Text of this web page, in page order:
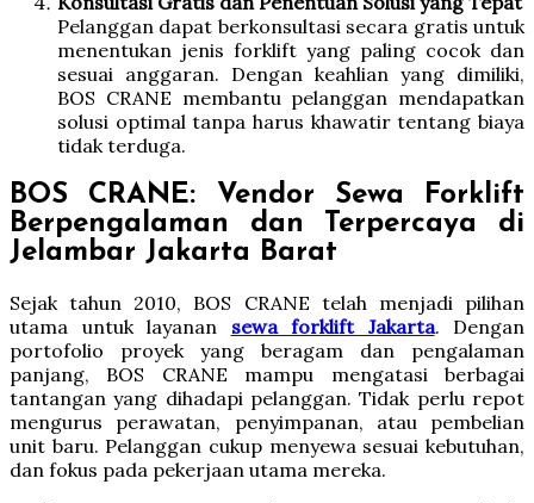
Pelanggan dapat berkonsultasi secara gratis untuk
menentukan jenis forklift yang paling cocok dan
sesuai anggaran. Dengan keahlian yang dimiliki,
BOS CRANE membantu pelanggan mendapatkan
solusi optimal tanpa harus khawatir tentang biaya
tidak terduga.
BOS CRANE: Vendor Sewa Forklift
Berpengalaman dan Terpercaya di
Jelambar Jakarta Barat
Sejak tahun 2010, BOS CRANE telah menjadi pilihan
utama untuk layanan sewa forklift Jakarta. Dengan
portofolio proyek yang beragam dan pengalaman
panjang, BOS CRANE mampu mengatasi berbagai
tantangan yang dihadapi pelanggan. Tidak perlu repot
mengurus perawatan, penyimpanan, atau pembelian
unit baru. Pelanggan cukup menyewa sesuai kebutuhan,
dan fokus pada pekerjaan utama mereka.